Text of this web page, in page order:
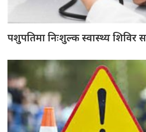
पशुपतिमा निःशुल्क स्वास्थ्य शिविर